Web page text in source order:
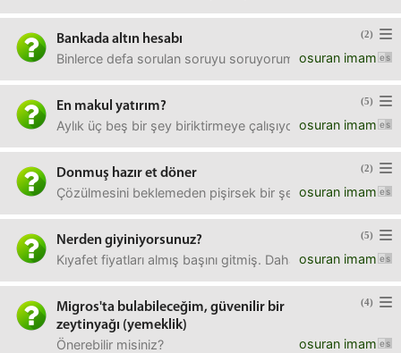
(2)
Bankada altın hesabı
osuran imam
Binlerce defa sorulan soruyu soruyorum: bankada altın
(5)
En makul yatırım?
osuran imam
Aylık üç beş bir şey biriktirmeye çalışıyoruz. Şu an
(2)
Donmuş hazır et döner
osuran imam
Çözülmesini beklemeden pişirsek bir şey olur mu?
(5)
Nerden giyiniyorsunuz?
osuran imam
Kıyafet fiyatları almış başını gitmiş. Daha kötüsü,
(4)
Migros'ta bulabileceğim, güvenilir bir
zeytinyağı (yemeklik)
osuran imam
Önerebilir misiniz?